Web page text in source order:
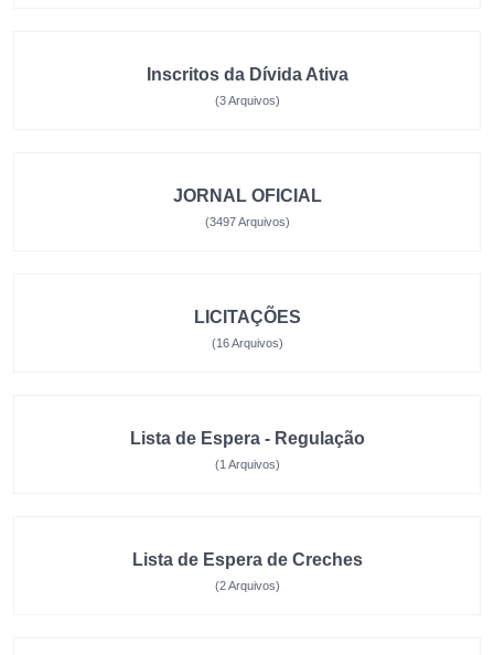
Inscritos da Dívida Ativa
(3 Arquivos)
JORNAL OFICIAL
(3497 Arquivos)
LICITAÇÕES
(16 Arquivos)
Lista de Espera - Regulação
(1 Arquivos)
Lista de Espera de Creches
(2 Arquivos)